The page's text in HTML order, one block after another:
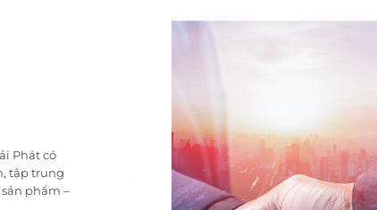
Phát có
tập trung
phẩm –